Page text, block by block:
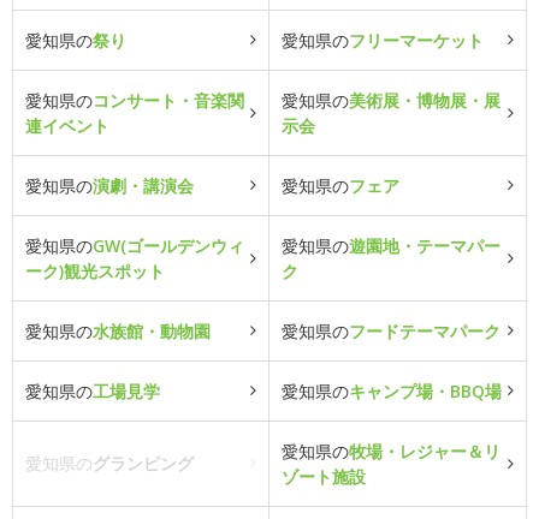
愛知県の祭り 愛知県のフリーマーケット
愛知県のコンサート・音楽関
連イベント
愛知県の美術展・博物展・展
示会
愛知県の演劇・講演会 愛知県のフェア
愛知県のGW(ゴールデンウィ
ーク)観光スポット
愛知県の遊園地・テーマパー
ク
愛知県の水族館・動物園 愛知県のフードテーマパーク
愛知県の工場見学 愛知県のキャンプ場・BBQ場
愛知県のグランピング
愛知県の牧場・レジャー＆リ
ゾート施設